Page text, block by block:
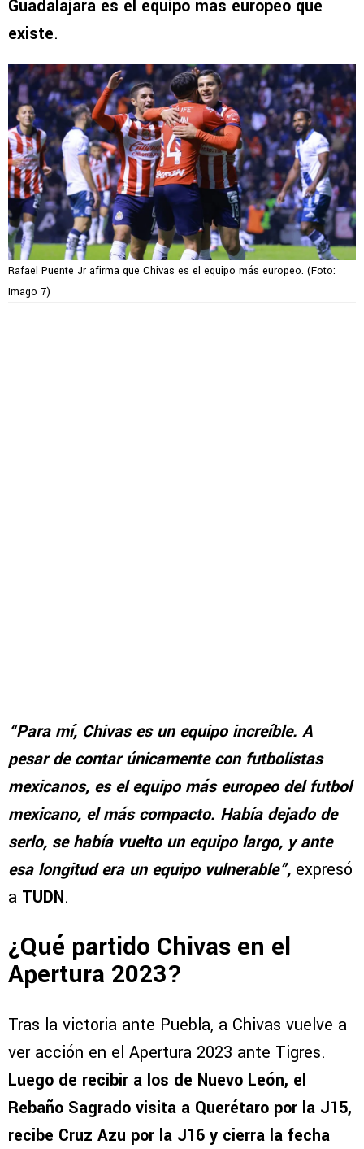
Guadalajara es el equipo más europeo que
existe.
Rafael Puente Jr afirma que Chivas es el equipo más europeo. (Foto:
Imago 7)
“Para mí, Chivas es un equipo increíble. A
pesar de contar únicamente con futbolistas
mexicanos, es el equipo más europeo del futbol
mexicano, el más compacto. Había dejado de
serlo, se había vuelto un equipo largo, y ante
esa longitud era un equipo vulnerable”, expresó
a TUDN.
¿Qué partido Chivas en el
Apertura 2023?
Tras la victoria ante Puebla, a Chivas vuelve a
ver acción en el Apertura 2023 ante Tigres.
Luego de recibir a los de Nuevo León, el
Rebaño Sagrado visita a Querétaro por la J15,
recibe Cruz Azu por la J16 y cierra la fecha